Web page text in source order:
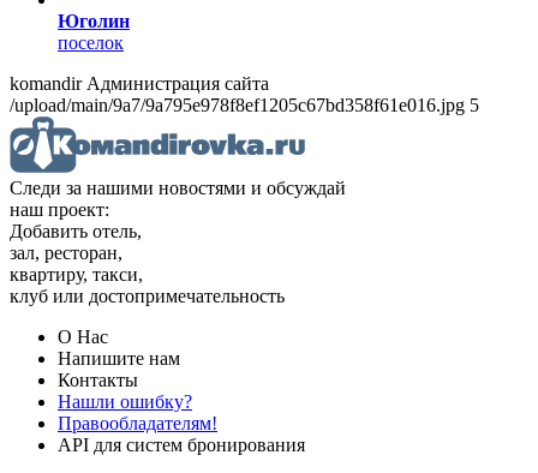
Юголин
поселок
komandir Администрация сайта
/upload/main/9a7/9a795e978f8ef1205c67bd358f61e016.jpg 5
Следи за нашими новостями и обсуждай
наш проект:
Добавить отель,
зал, ресторан,
квартиру, такси,
клуб или достопримечательность
О Нас
Напишите нам
Контакты
Нашли ошибку?
Правообладателям!
API для систем бронирования